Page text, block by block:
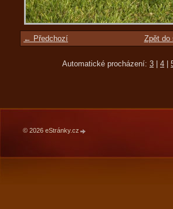
← Předchozí Zpět do
Automatické procházení: 3 4
© 2026 eStránky.cz